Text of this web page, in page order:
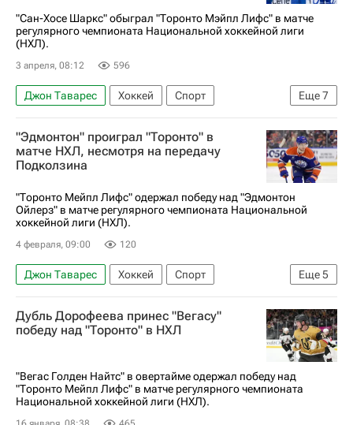
"Сан-Хосе Шаркс" обыграл "Торонто Мэйпл Лифс" в матче
регулярного чемпионата Национальной хоккейной лиги
(НХЛ).
3 апреля, 08:12 596
Еще7
Джон Таварес Хоккей
Спорт
Сан-Хосе (город)
Торонто Мэйпл Лифс
Адам Годетт
Дмитрий Орлов
Юта Маммот
Сан-Хосе Шаркс
Национальная хоккейная лига (НХЛ)
"Эдмонтон" проиграл "Торонто" в
матче НХЛ, несмотря на передачу
Подколзина
"Торонто Мейпл Лифс" одержал победу над "Эдмонтон
Ойлерз" в матче регулярного чемпионата Национальной
хоккейной лиги (НХЛ).
4 февраля, 09:00 120
Еще5
Джон Таварес Хоккей
Спорт
Василий Подколзин
Матиас Маччелли
Торонто Мейпл Лифс
Эдмонтон Ойлерз
Дубль Дорофеева принес "Вегасу"
победу над "Торонто" в НХЛ
"Вегас Голден Найтс" в овертайме одержал победу над
"Торонто Мейпл Лифс" в матче регулярного чемпионата
Национальной хоккейной лиги (НХЛ).